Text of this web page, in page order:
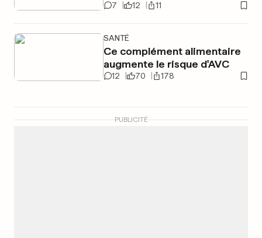
7 12 11
SANTÉ
Ce complément alimentaire
augmente le risque d'AVC
12 70 178
PUBLICITÉ